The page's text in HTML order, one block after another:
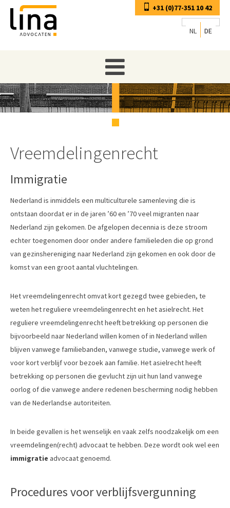
+31 (0)77-351 10 42
NL DE
Vreemdelingenrecht
Immigratie
Nederland is inmiddels een multiculturele samenleving die is
ontstaan doordat er in de jaren ’60 en ’70 veel migranten naar
Nederland zijn gekomen. De afgelopen decennia is deze stroom
echter toegenomen door onder andere familieleden die op grond
van gezinshereniging naar Nederland zijn gekomen en ook door de
komst van een groot aantal vluchtelingen.
Het vreemdelingenrecht omvat kort gezegd twee gebieden, te
weten het reguliere vreemdelingenrecht en het asielrecht. Het
reguliere vreemdelingenrecht heeft betrekking op personen die
bijvoorbeeld naar Nederland willen komen of in Nederland willen
blijven vanwege familiebanden, vanwege studie, vanwege werk of
voor kort verblijf voor bezoek aan familie. Het asielrecht heeft
betrekking op personen die gevlucht zijn uit hun land vanwege
oorlog of die vanwege andere redenen bescherming nodig hebben
van de Nederlandse autoriteiten.
In beide gevallen is het wenselijk en vaak zelfs noodzakelijk om een
vreemdelingen(recht) advocaat te hebben. Deze wordt ook wel een
immigratie advocaat genoemd.
Procedures voor verblijfsvergunning